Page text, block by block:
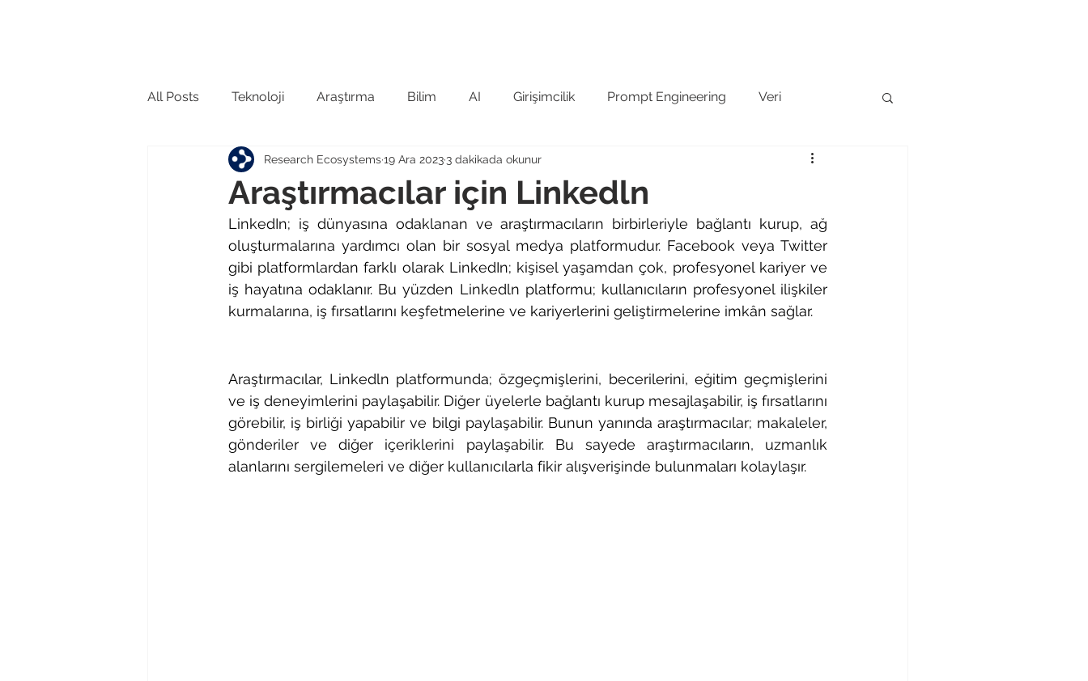
All Posts Teknoloji Araştırma Bilim AI Girişimcilik Prompt Engineering Veri
Kütüphane Lisans Arşiv Sınıflandırma
Araştırmacılar için Linkedln
Research Ecosystems19 Ara 2023 3 dakikada okunur
LinkedIn; iş dünyasına odaklanan ve araştırmacıların birbirleriyle bağlantı kurup, ağ
oluşturmalarına yardımcı olan bir sosyal medya platformudur. Facebook veya Twitter
gibi platformlardan farklı olarak LinkedIn; kişisel yaşamdan çok, profesyonel kariyer ve
iş hayatına odaklanır. Bu yüzden Linkedln platformu; kullanıcıların profesyonel ilişkiler
kurmalarına, iş fırsatlarını keşfetmelerine ve kariyerlerini geliştirmelerine imkân sağlar.
Araştırmacılar, Linkedln platformunda; özgeçmişlerini, becerilerini, eğitim geçmişlerini
ve iş deneyimlerini paylaşabilir. Diğer üyelerle bağlantı kurup mesajlaşabilir, iş fırsatlarını
görebilir, iş birliği yapabilir ve bilgi paylaşabilir. Bunun yanında araştırmacılar; makaleler,
gönderiler ve diğer içeriklerini paylaşabilir. Bu sayede araştırmacıların, uzmanlık
alanlarını sergilemeleri ve diğer kullanıcılarla fikir alışverişinde bulunmaları kolaylaşır.